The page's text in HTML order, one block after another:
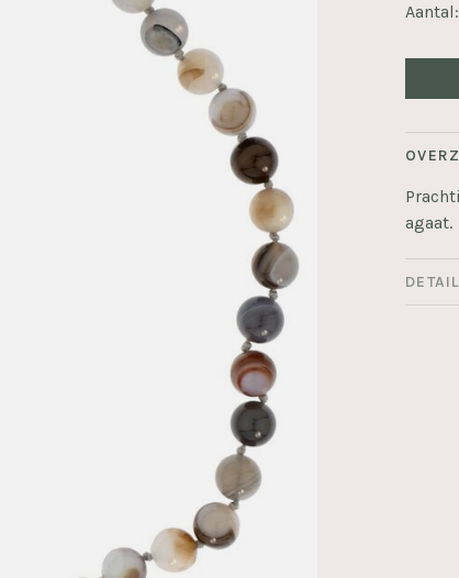
Aantal:
agaat.